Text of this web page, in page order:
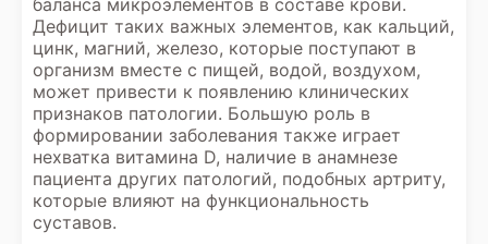
баланса микроэлементов в составе крови.
Дефицит таких важных элементов, как кальций,
цинк, магний, железо, которые поступают в
организм вместе с пищей, водой, воздухом,
может привести к появлению клинических
признаков патологии. Большую роль в
формировании заболевания также играет
нехватка витамина D, наличие в анамнезе
пациента других патологий, подобных артриту,
которые влияют на функциональность
суставов.